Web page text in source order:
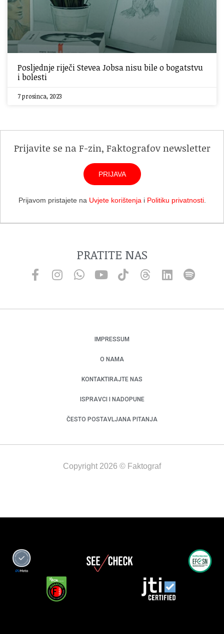
Posljednje riječi Stevea Jobsa nisu bile o bogatstvu
i bolesti
7 prosinca, 2023
Prijavite se na F-zin, Faktografov newsletter
PRIJAVA
Prijavom pristajete na Uvjete korištenja i Politiku privatnosti.
PRATITE NAS
IMPRESSUM
O NAMA
KONTAKTIRAJTE NAS
ISPRAVCI I NADOPUNE
ČESTO POSTAVLJANA PITANJA
Copyright 2026 © Faktograf